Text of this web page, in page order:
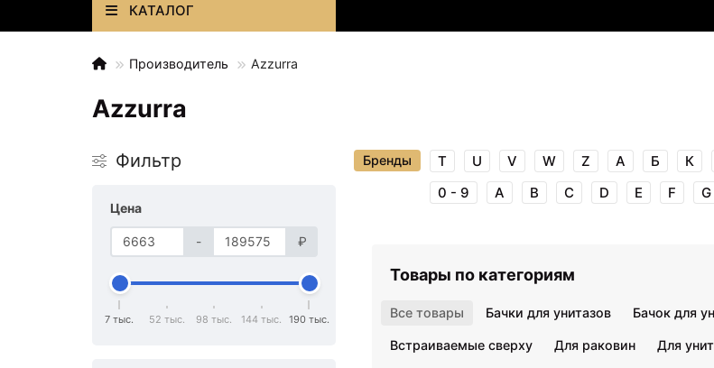
КАТАЛОГ
Производитель Azzurra
Azzurra
Фильтр
Цена
- ₽
7 тыс. 52 тыс. 98 тыс. 144 тыс. 190 тыс.
Бренды
0 - 9 A B C D E F G
T U V W Z А Б К
Товары по категориям
Все товары Бачки для унитазов Бачок для
Встраиваемые сверху Для раковин Для